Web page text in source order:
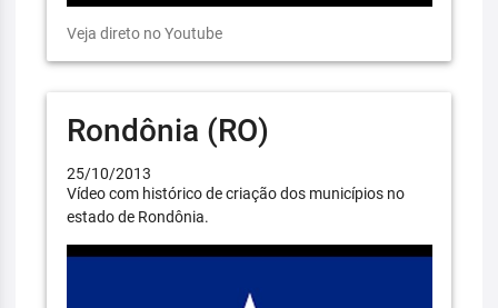
Veja direto no Youtube
Rondônia (RO)
25/10/2013
Vídeo com histórico de criação dos municípios no
estado de Rondônia.